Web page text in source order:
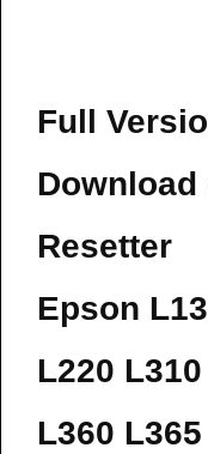
Full
Download
Resetter
Epson
L220 L310
L360 L365